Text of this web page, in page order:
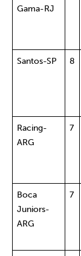
Gama-RJ
Santos-SP 8
Racing-
ARG
7
Boca
Juniors-
ARG
7